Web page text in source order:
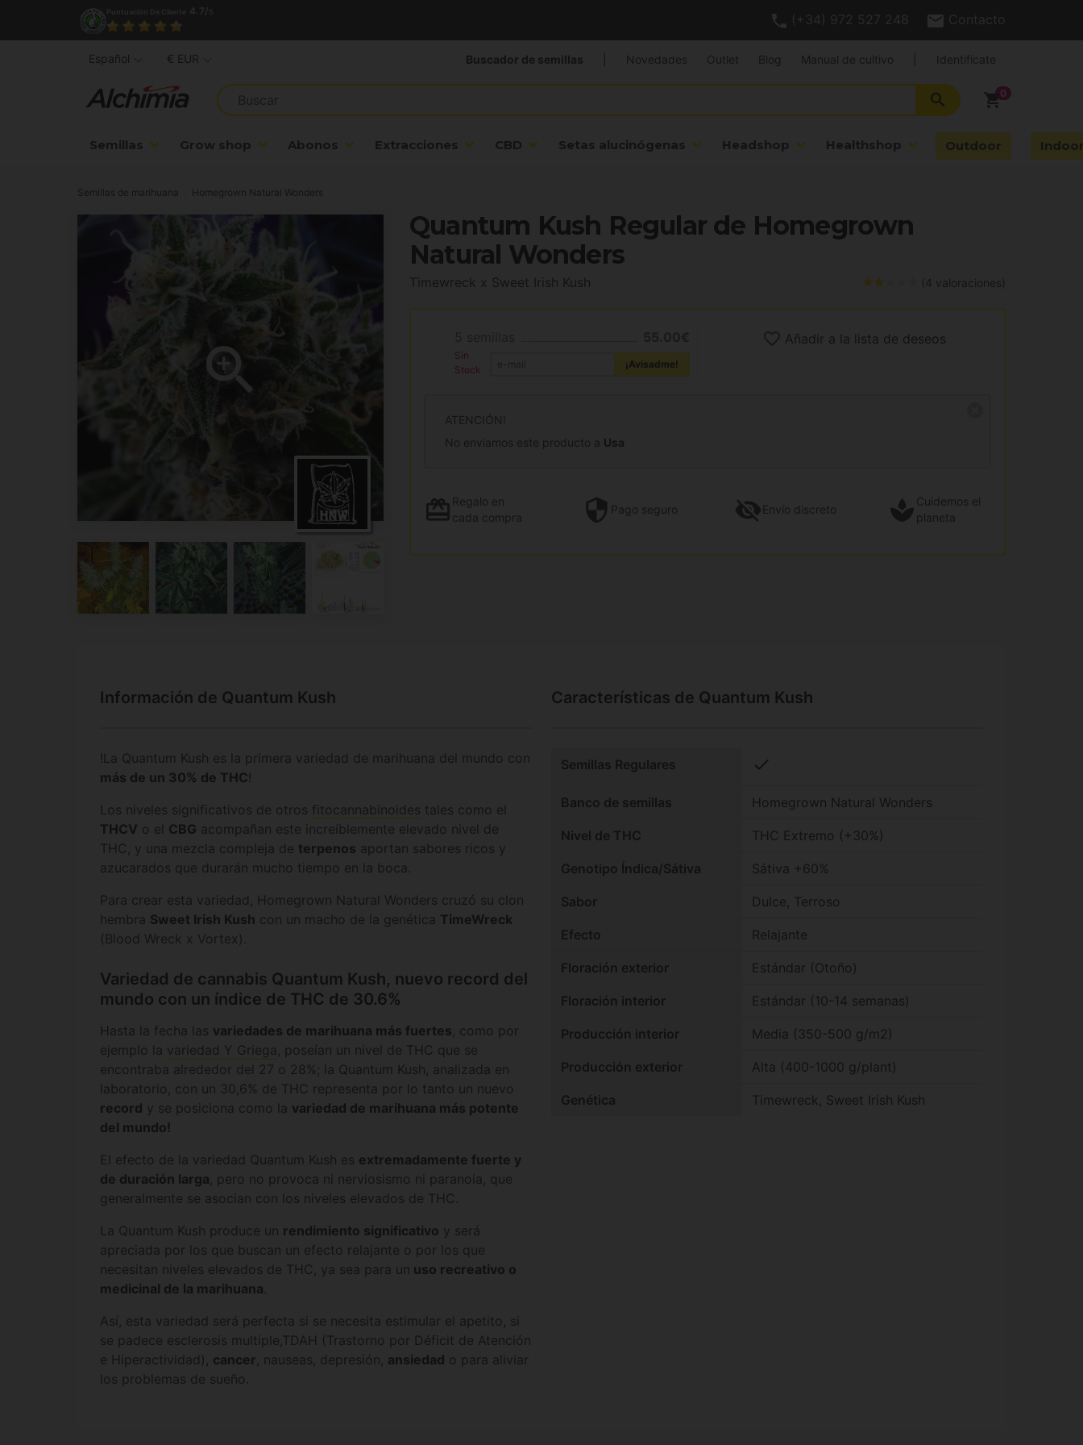
(+34) 972 527 248 Contacto
shopping_cart
search
Semillas Grow shop Abonos Extracciones CBD Setas alucinógenas Headshop Healthshop Outdoor
Buscador de semillas Novedades Outlet Blog Manual de cultivo Identifícate
Español € EUR
Semillas de marihuana Homegrown Natural Wonders
Quantum Kush Regular de Homegrown
Natural Wonders
Timewreck x Sweet Irish Kush (4 valoraciones)
Sin
Stock
¡Avisadme!
Añadir a la lista de deseos
ATENCIÓN!
No enviamos este producto a Usa
Regalo en
cada compra
Pago seguro Envío discreto
Cuidemos el
planeta
Información de Quantum Kush
!La Quantum Kush es la primera variedad de marihuana del mundo con
más de un 30% de THC!
Los niveles significativos de otros fitocannabinoides tales como el
THCV o el CBG acompañan este increíblemente elevado nivel de
THC, y una mezcla compleja de terpenos aportan sabores ricos y
azucarados que durarán mucho tiempo en la boca.
Para crear esta variedad, Homegrown Natural Wonders cruzó su clon
hembra Sweet Irish Kush con un macho de la genética TimeWreck
(Blood Wreck x Vortex).
Variedad de cannabis Quantum Kush, nuevo record del
mundo con un índice de THC de 30.6%
Hasta la fecha las variedades de marihuana más fuertes , como por
ejemplo la variedad Y Griega , poseían un nivel de THC que se
encontraba alrededor del 27 o 28%; la Quantum Kush, analizada en
laboratorio, con un 30,6% de THC representa por lo tanto un nuevo
record y se posiciona como la variedad de marihuana más potente
del mundo!
El efecto de la variedad Quantum Kush es extremadamente fuerte y
de duración larga , pero no provoca ni nerviosismo ni paranoia, que
generalmente se asocian con los niveles elevados de THC.
La Quantum Kush produce un rendimiento significativo y será
apreciada por los que buscan un efecto relajante o por los que
necesitan niveles elevados de THC, ya sea para un uso recreativo o
medicinal de la marihuana
Así, esta variedad será perfecta si se necesita estimular el apetito, si
se padece esclerosis multiple,TDAH (Trastorno por Déficit de Atención
e Hiperactividad), cancer , nauseas, depresión, ansiedad o para aliviar
los problemas de sueño.
Características de Quantum Kush
Semillas Regulares check
Banco de semillas Homegrown Natural Wonders
Nivel de THC THC Extremo (+30%)
Genotipo Índica/Sátiva Sátiva +60%
Sabor Dulce, Terroso
Efecto Relajante
Floración exterior Estándar (Otoño)
Floración interior Estándar (10-14 semanas)
Producción interior Media (350-500 g/m2)
Producción exterior Alta (400-1000 g/plant)
Genética Timewreck, Sweet Irish Kush